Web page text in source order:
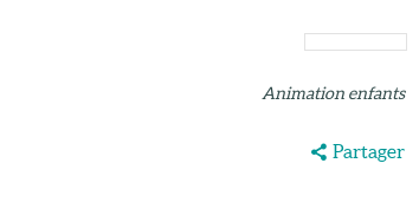
Animation enfants
Partager